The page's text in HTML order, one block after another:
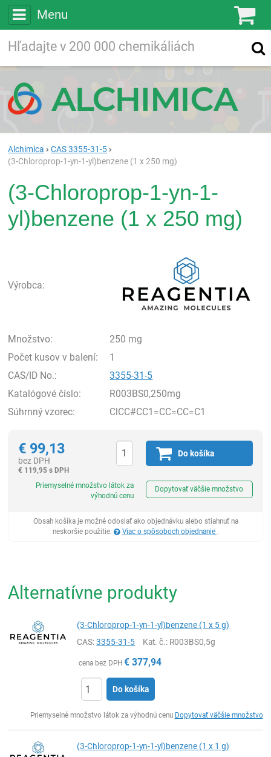
Menu
Vyhľadávanie
Alchimica
CAS 3355-31-5
(3-Chloroprop-1-yn-1-yl)benzene (1 x 250 mg)
(3-Chloroprop-1-yn-1-
yl)benzene (1 x 250 mg)
Výrobca:
Množstvo:
250 mg
Počet kusov v balení:
1
CAS/ID No.:
3355-31-5
Katalógové číslo:
R003BS0,250mg
Súhrnný vzorec:
ClCC#CC1=CC=CC=C1
€ 99,13
bez DPH
€ 119,95 s DPH
Do košíka
Priemyselné množstvo látok za
výhodnú cenu
Dopytovať väčšie množstvo
Obsah košíka je možné odoslať ako objednávku alebo stiahnuť na
neskoršie použitie.
Viac o spôsoboch objednanie .
Alternatívne produkty
(3-Chloroprop-1-yn-1-yl)benzene (1 x 5 g)
CAS:3355-31-5 Kat. č.: R003BS0,5g
cena bez DPH € 377,94
Do košíka
Priemyselné množstvo látok za výhodnú cenu Dopytovať väčšie množstvo
(3-Chloroprop-1-yn-1-yl)benzene (1 x 1 g)